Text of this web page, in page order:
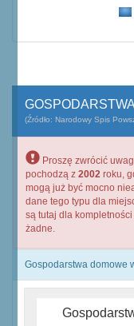
(Źródło: Narodowy Spis
Proszę zwrócić
pochodzą z 2002 roku,
mogą już być mocno
dane tego typu dla
są tutaj dla
żadne.
Gospodarstwa domowe